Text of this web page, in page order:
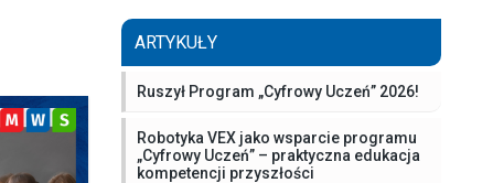
ARTYKUŁY
Ruszył Program „Cyfrowy Uczeń” 2026!
Robotyka VEX jako wsparcie programu
„Cyfrowy Uczeń” – praktyczna edukacja
kompetencji przyszłości